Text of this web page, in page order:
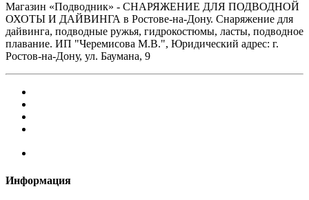
Магазин «Подводник» - СНАРЯЖЕНИЕ ДЛЯ ПОДВОДНОЙ
ОХОТЫ И ДАЙВИНГА в Ростове-на-Дону. Снаряжение для
дайвинга, подводные ружья, гидрокостюмы, ласты, подводное
плавание. ИП "Черемисова М.В.", Юридический адрес: г.
Ростов-на-Дону, ул. Баумана, 9
Информация